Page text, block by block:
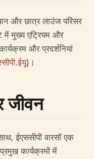
और छात्र लाउंज परिसर
में मुख्य एट्रियम और
और प्रदर्शनियां
)।
जीवन
ईएससीपी वारसॉ एक
कार्यक्रमों में